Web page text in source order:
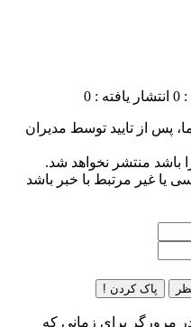
انتشار یافته : 0
پس از تایید توسط مدیران
باشد منتشر نخواهد شد.
یا غیر مرتبط با خبر باشد
پاک کردن !
مرورگر برای زمانی که